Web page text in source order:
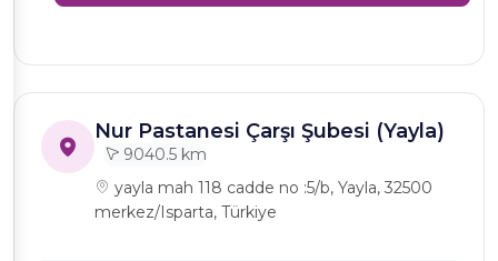
Nur Pastanesi Çarşı Şubesi (Yayla)
9040.5 km
yayla mah 118 cadde no :5/b, Yayla, 32500
merkez/Isparta, Türkiye